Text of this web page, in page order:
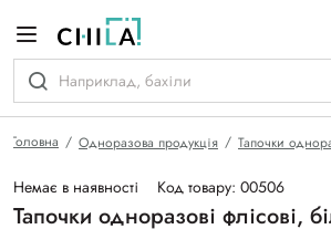
Головна Одноразова продукція Тапочки
Немає в наявності Код товару: 00506
Тапочки одноразові флісові,
гамі